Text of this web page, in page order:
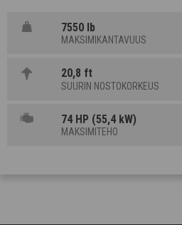
7550 lb
MAKSIMIKANTAVUUS
20,8 ft
SUURIN NOSTOKORKEUS
74 HP (55,4 kW)
MAKSIMITEHO